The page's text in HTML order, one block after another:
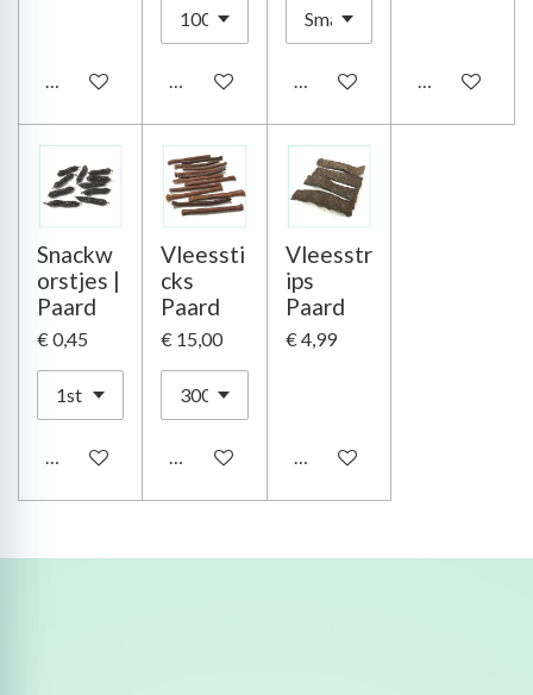
In winkelwagenIn winkelwagenHoud mij op de hoogte
Houd mij op
Snackw
orstjes |
Paard
€ 0,45
In winkelwagen
Vleessti
cks
Paard
€ 15,00
In winkelwagen
Vleesstr
ips
Paard
€ 4,99
In winkelwagen